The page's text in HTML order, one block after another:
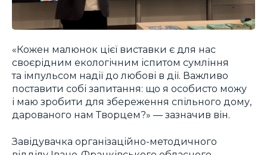
«Кожен малюнок цієї виставки є для нас
своєрідним екологічним іспитом сумління
та імпульсом надії до любові в дії. Важливо
поставити собі запитання: що я особисто можу
і маю зробити для збереження спільного дому,
дарованого нам Творцем?» — зазначив він.
Завідувачка організаційно-методичного